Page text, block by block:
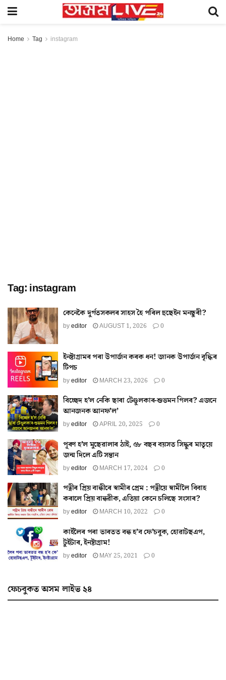
Home Tag instagram
Tag: instagram
কেনেকৈ দুৰ্গতসকলৰ সাহস হৈ পৰিল হুছেইন মনছুৰী?
byeditor AUGUST 1, 2026 0
ইনষ্টাগ্ৰামৰ পৰা উপাৰ্জন কৰক ধন! জানক উপাৰ্জন বৃদ্ধিৰ
টিপচ
byeditor MARCH 23, 2026 0
বিচ্ছেদ হ’ল নেকি ছাৰা টেণ্ডুলকাৰ-শুভমন গিলৰ? এজনে
আনজনক আনফ’ল’
byeditor APRIL 20, 2025 0
পূৰণ হ’ল মুছেৱালাৰ ঠাই, ৫৮ বছৰ বয়সত সিদ্ধুৰ মাতৃয়ে
জন্ম দিলে এটি সন্তান
byeditor MARCH 17, 2024 0
পত্নীৰ প্ৰিয় বান্ধীৰে স্বামীৰ প্ৰেম : পত্নীয়ে স্বামীলৈ বিবাহ
কৰালে প্ৰিয় বান্ধৱীক, এতিয়া কেনে চলিছে সংসাৰ?
byeditor MARCH 10, 2022 0
কাইলৈৰ পৰা ভাৰতত বন্ধ হ’ব ফে’চবুক, হোৱাটছএপ,
টুইটাৰ, ইনষ্টাগ্ৰাম!
byeditor MAY 25, 2021 0
ফেচবুকত অসম লাইভ ২৪